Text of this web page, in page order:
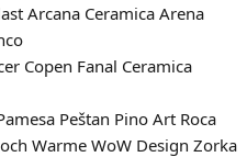
Arcana Ceramica Arena
Copen Fanal Ceramica
Peštan Pino Art Roca
Warme WoW Design Zorka